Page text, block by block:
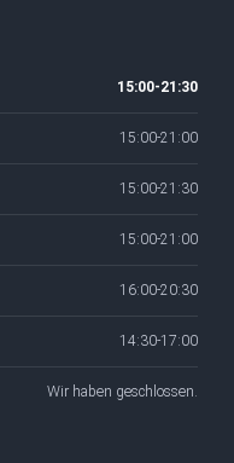
15:00-21:30
15:00-21:00
15:00-21:30
15:00-21:00
16:00-20:30
14:30-17:00
Wir haben geschlossen.